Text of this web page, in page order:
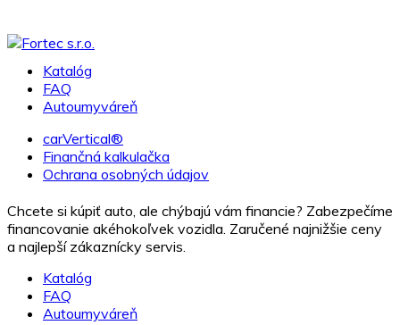
Katalóg
FAQ
Autoumyváreň
carVertical®
Finančná kalkulačka
Ochrana osobných údajov
Chcete si kúpiť auto, ale chýbajú vám financie? Zabezpečíme
financovanie akéhokoľvek vozidla. Zaručené najnižšie ceny
a najlepší zákaznícky servis.
Katalóg
FAQ
Autoumyváreň